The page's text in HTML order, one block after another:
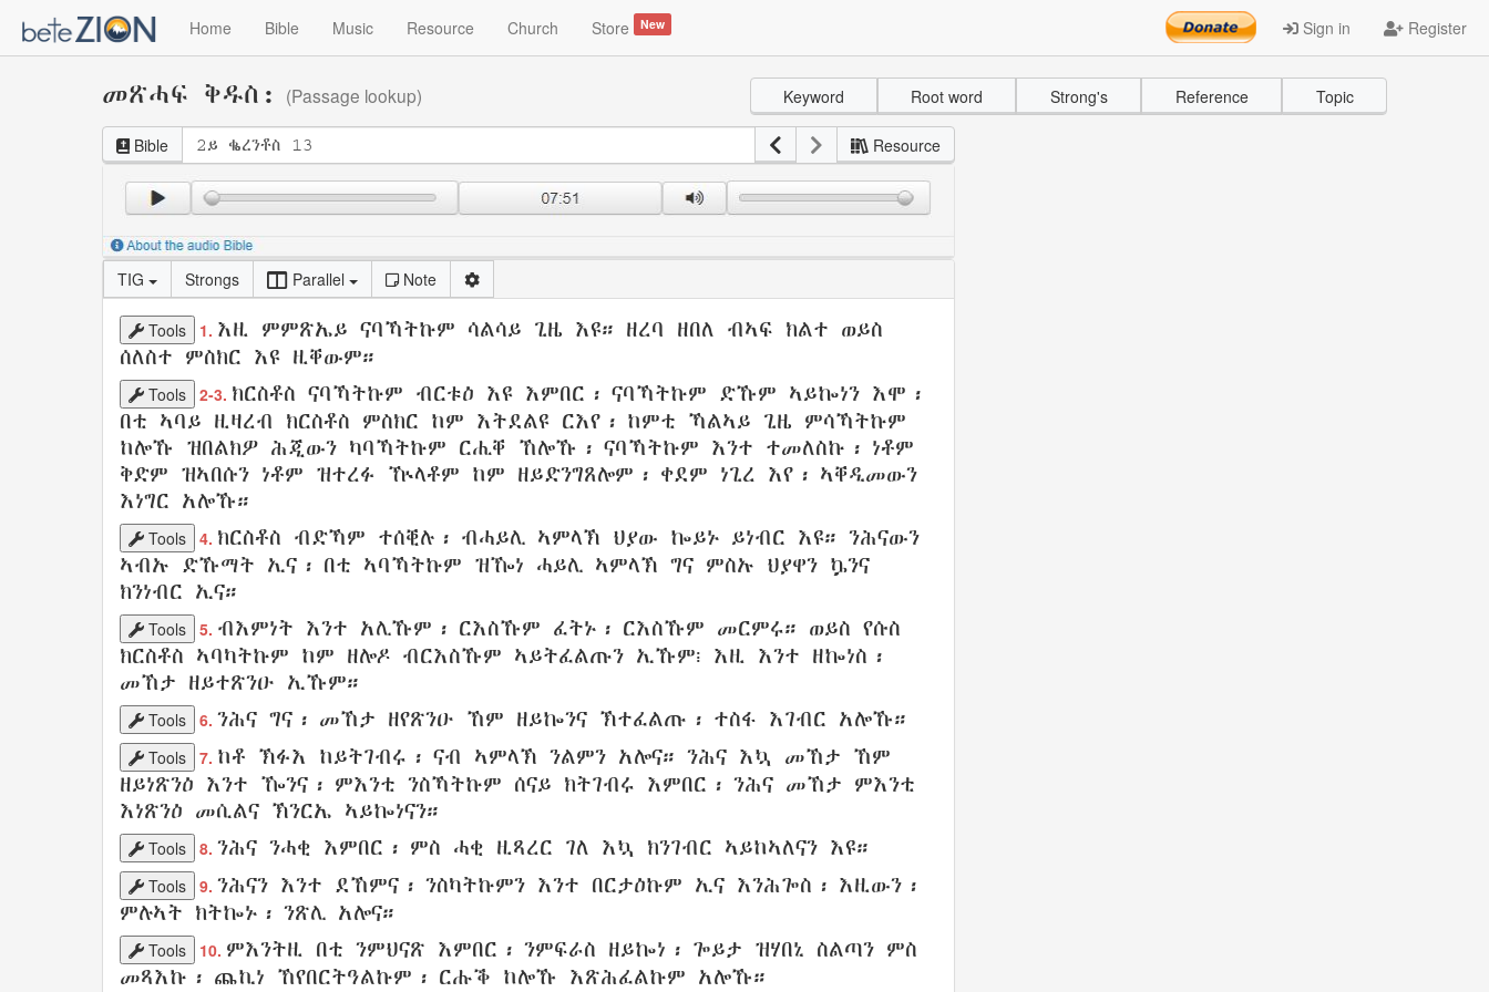
Home Bible Music Resource Church Store New Sign in Register
መጽሓፍ ቅዱስ: (Passage lookup) Keyword Root word Strong's Reference Topic
Bible Resource
TIG Strongs Parallel Note
Tools 1. እዚ ምምጽኤይ ናባኻትኩም ሳልሳይ ጊዜ እዩ። ዘረባ ዘበለ ብኣፍ ክልተ ወይስ
ሰለስተ ምስክር እዩ ዚቐውም።
Tools 2-3. ክርስቶስ ናባኻትኩም ብርቱዕ እዩ እምበር፡ ናባኻትኩም ድኹም ኣይኰነን እሞ፡
በቲ ኣባይ ዚዛረብ ክርስቶስ ምስክር ከም እትደልዩ ርእየ፡ ከምቲ ኻልኣይ ጊዜ ምሳኻትኩም
ከሎኹ
ዝበልክዎ ሕጂውን ካባኻትኩም ርሒቐ ኸሎኹ፡ ናባኻትኩም እንተ ተመለስኩ ፡ ነቶም
ቅድም ዝኣበሱን ነቶም ዝተረፉ ዅላቶም ከም ዘይድንግጸሎም ፡ ቀደም ነጊረ እየ፡ ኣቐዲመውን
እነግር አሎኹ።
Tools 4. ክርስቶስ ብድኻም ተሰቒሉ ፡ ብሓይሊ ኣምላኽ ህያው ኰይኑ ይነብር እዩ። ንሕናውን
ኣብኡ ድኹማት ኢና፡ በቲ ኣባኻትኩም ዝዀነ ሓይሊ ኣምላኽ ግና ምስኡ ህያዋን ኴንና
ክንነብር ኢና።
Tools 5. ብእምነት እንተ አሊኹም ፡ ርእስኹም ፈትኑ ፡ ርእስኹም መርምሩ። ወይስ የሱስ
ክርስቶስ ኣባካትኩም ከም ዘሎዶ ብርእስኹም ኣይትፈልጡን ኢኹም፧ እዚ እንተ ዘኰነስ ፡
መኸታ ዘይተጽንዑ ኢኹም።
Tools 6. ንሕና ግና፡ መኸታ ዘየጽንዑ ኸም ዘይኰንና ኽተፈልጡ ፡ ተስፋ እገብር አሎኹ።
Tools 7. ከቶ ኽፉእ ከይትገብሩ ፡ ናብ ኣምላኽ ንልምን አሎና። ንሕና እኳ መኸታ ኸም
ዘይነጽንዕ እንተ ዀንና፡ ምእንቲ ንስኻትኩም ሰናይ ክትገብሩ እምበር፡ ንሕና መኸታ ምእንቲ
እነጽንዕ መሲልና ኽንርኤ ኣይኰነናን።
Tools 8. ንሕና ንሓቂ እምበር፡ ምስ ሓቂ ዚጻረር ገለ እኳ ክንገብር ኣይከኣለናን እዩ።
Tools 9. ንሕናን እንተ ደኸምና ፡ ንስካትኩምን እንተ በርታዕኩም ኢና እንሕጐስ ፡ እዚውን፡
ምሉኣት ክትኰኑ ፡ ንጽሊ አሎና።
Tools 10. ምእንትዚ በቲ ንምህናጽ እምበር፡ ንምፍራስ ዘይኰነ ፡ ጐይታ ዝሃበኒ ስልጣን ምስ
መጻእኩ ፡ ጨኪነ ኸየበርትዓልኩም ፡ ርሑቕ ከሎኹ እጽሕፈልኩም አሎኹ።